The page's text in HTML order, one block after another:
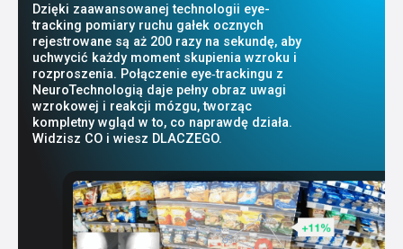
Dzięki zaawansowanej technologii eye-
tracking pomiary ruchu gałek ocznych
rejestrowane są aż 200 razy na sekundę, aby
uchwycić każdy moment skupienia wzroku i
rozproszenia. Połączenie eye‑trackingu z
NeuroTechnologią daje pełny obraz uwagi
wzrokowej i reakcji mózgu, tworząc
kompletny wgląd w to, co naprawdę działa.
Widzisz CO i wiesz DLACZEGO.